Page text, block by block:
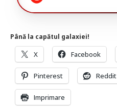
Până la capătul galaxiei!
X Facebook
Pinterest Reddit
Imprimare